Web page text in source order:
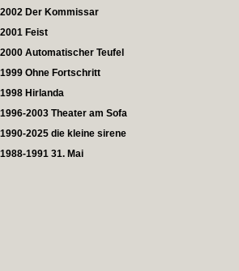
2002 Der Kommissar
2001 Feist
2000 Automatischer Teufel
1999 Ohne Fortschritt
1998 Hirlanda
1996-2003 Theater am Sofa
1990-2025 die kleine sirene
1988-1991 31. Mai